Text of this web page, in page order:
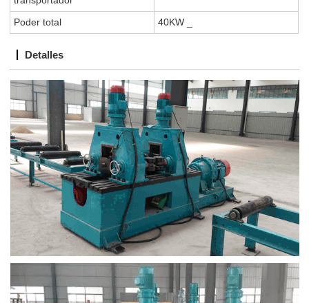
Poder total
40KW
Detalles